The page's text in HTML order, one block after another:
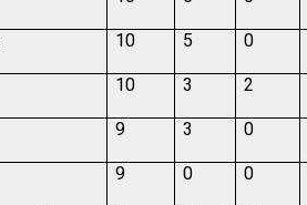
10 5 0
10 3 2
9 3 0
9 0 0